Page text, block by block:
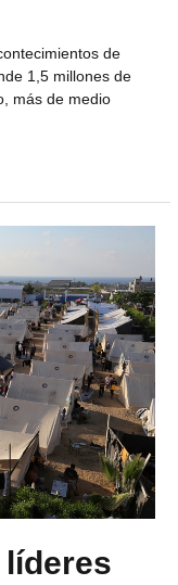
de
1,5 millones de
más de medio